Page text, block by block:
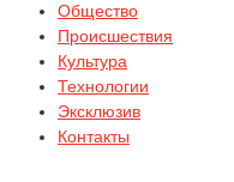
Общество
Происшествия
Культура
Технологии
Эксклюзив
Контакты